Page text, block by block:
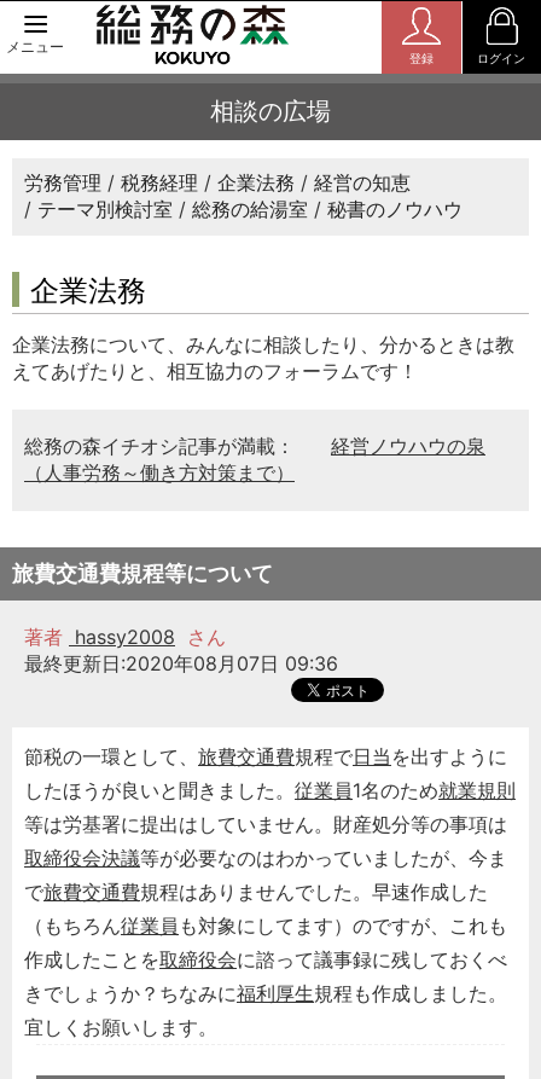
メニュー
登録 ログイン
相談の広場
労務管理 税務経理 企業法務
経営の知恵
テーマ別検討室
総務の給湯室 秘書のノウハウ
企業法務
企業法務について、みんなに相談したり、分かるときは教
えてあげたりと、相互協力のフォーラムです！
総務の森イチオシ記事が満載：
経営ノウハウの泉
（人事労務～働き方対策まで）
旅費交通費規程等について
著者 hassy2008
さん
最終更新日:2020年08月07日 09:36
節税の一環として、 旅費交通費規程で日当 を出すように
したほうが良いと聞きました。 従業員1名のため就業規則
等は労基署に提出はしていません。財産処分等の事項は
取締役会決議等が必要なのはわかっていましたが、今ま
で旅費交通費規程はありませんでした。早速作成した
（もちろん従業員 も対象にしてます）のですが、これも
作成したことを取締役会に諮って議事録に残しておくべ
きでしょうか？ちなみに福利厚生規程も作成しました。
宜しくお願いします。